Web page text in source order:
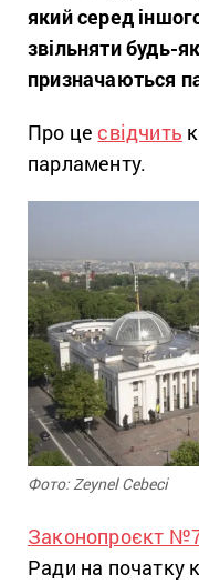
який серед
звільняти будь-
призначаються
Про це свідчить
парламенту.
Фото: Zeynel Cebeci
Законопроєкт
Ради на початку